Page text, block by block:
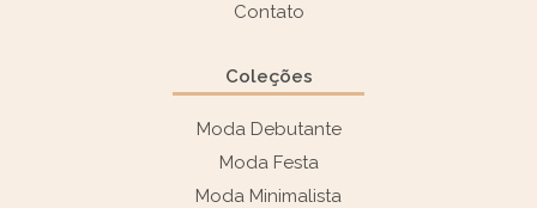
Contato
Coleções
Moda Debutante
Moda Festa
Moda Minimalista